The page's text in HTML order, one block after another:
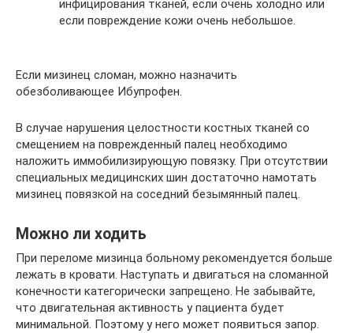
инфицирования тканей, если очень холодно или
если повреждение кожи очень небольшое.
Если мизинец сломан, можно назначить
обезболивающее Ибупрофен.
В случае нарушения целостности костных тканей со
смещением на поврежденный палец необходимо
наложить иммобилизирующую повязку. При отсутствии
специальных медицинских шин достаточно намотать
мизинец повязкой на соседний безымянный палец.
Можно ли ходить
При переломе мизинца больному рекомендуется больше
лежать в кровати. Наступать и двигаться на сломанной
конечности категорически запрещено. Не забывайте,
что двигательная активность у пациента будет
минимальной. Поэтому у него может появиться запор.